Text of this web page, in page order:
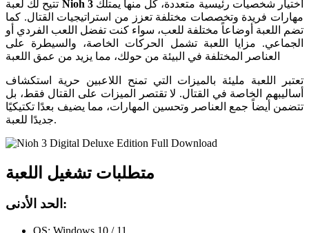
Nioh 3اختيار شخصيات رئيسية متعددة، كل منها يمتلك
مهارات فريدة وتخصصات مختلفة تعزز من استراتيجيات القتال. كما
تضم اللعبة أوضاعاً مختلفة للعب، سواء كنت تفضل اللعب الفردي أو
الجماعي. مزايا اللعبة تشمل الحركات الخاصة، والسيطرة على
العناصر المختلفة في البيئة من حولك، مما يزيد من عمق اللعبة
تعتبر اللعبة مليئة بالميزات التي تمنح اللاعبين حرية استكشاف
أساليبهم الخاصة في القتال. لا تقتصر الميزات على القتال فقط، بل
تتضمن أيضاً جمع العناصر وتحسين المهارات، مما يضيف بعدًا تكتيكيًا
جديدًا للعبة.
متطلبات تشغيل اللعبة
الحد الأدنى:
OS: Windows 10 / 11